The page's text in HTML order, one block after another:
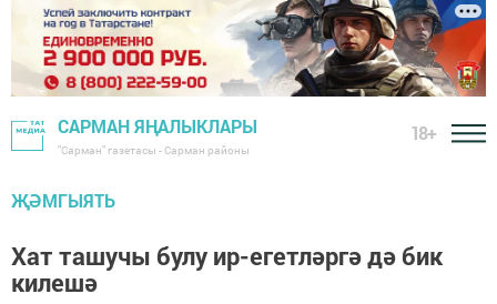
САРМАН ЯҢАЛЫКЛАРЫ
"Сарман" газетасы - Сарман районы
18+
ҖӘМГЫЯТЬ
Хат ташучы булу ир-егетләргә дә бик
килешә